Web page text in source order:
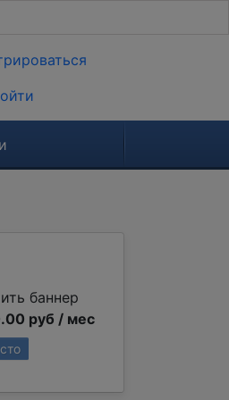
баннер
руб / мес